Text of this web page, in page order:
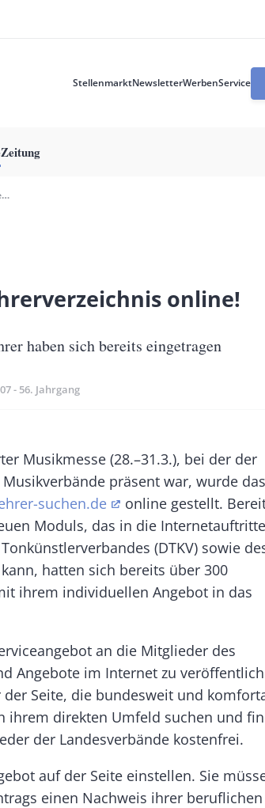
StellenmarktNewsletterWerbenService
Zeitung
Bundesweites Musiklehrerverzeichnis Online!
online!
haben sich bereits eingetragen
- 56. Jahrgang
Rectangle
Right
Musikmesse (28.–31.3.), bei der der
präsent war, wurde das
suchen.de
online gestellt.
Moduls, das in die Internetauftritte
(DTKV) sowie
hatten sich bereits über 300
ihrem individuellen Angebot in das
an die Mitglieder des
Angebote im Internet zu
Seite, die bundesweit und
ihrem direkten Umfeld suchen und
der Landesverbände kostenfrei.
auf der Seite einstellen. Sie
einen Nachweis ihrer beruflichen